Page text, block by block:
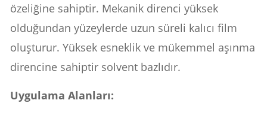
özeliğine sahiptir. Mekanik direnci yüksek
olduğundan yüzeylerde uzun süreli kalıcı film
oluşturur. Yüksek esneklik ve mükemmel aşınma
direncine sahiptir solvent bazlıdır.
Uygulama Alanları: